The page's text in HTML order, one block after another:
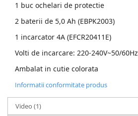
Batoze, Zdrobitoare și Mori
Mori electrice
Mori electrice
Accesorii mori electrice
Batoze de porumb
Zdrobitoare struguri, fructe si
legume
1 buc ochelari de protectie
2 baterii de 5,0 Ah (EBPK2003)
1 incarcator 4A (EFCR20411E)
Volti de incarcare: 220-240V~50/60Hz
Ambalat in cutie colorata
Informatii conformitate produs
Video (1)